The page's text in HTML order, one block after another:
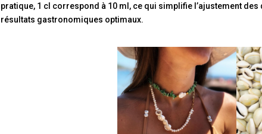
pratique, 1 cl correspond à 10 ml, ce qui simplifie l’ajustement
résultats gastronomiques optimaux.